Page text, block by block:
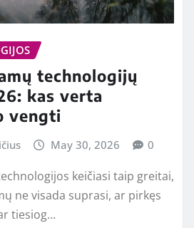
technologijų
kas verta
vengti
May 30, 2026 0
keičiasi taip greitai,
ne visada suprasi, ar pirkęs
tiesiog…